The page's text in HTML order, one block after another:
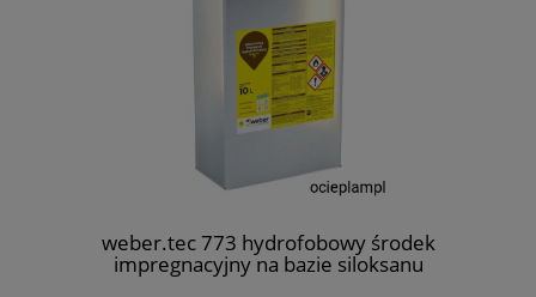
weber.tec 773 hydrofobowy środek
impregnacyjny na bazie siloksanu